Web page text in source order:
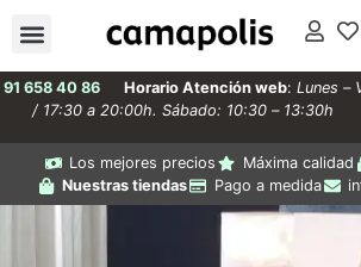
91 658 40 86 Horario Atención web: Lunes –
/ 17:30 a 20:00h. Sábado: 10:30 – 13:30h
Los mejores precios Máxima calidad
Nuestras tiendas
Pago a medida